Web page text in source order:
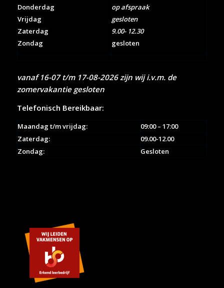
Donderdag
Vrijdag
Zaterdag
Zondag
op afspraak
gesloten
9.00- 12.30
gesloten
vanaf 16-07 t/m 17-08-2026 zijn wij i.v.m. de
zomervakantie gesloten
Telefonisch Bereikbaar:
Maandag t/m vrijdag:
09:00 – 17:00
Zaterdag:
09.00-12.00
Zondag:
Gesloten